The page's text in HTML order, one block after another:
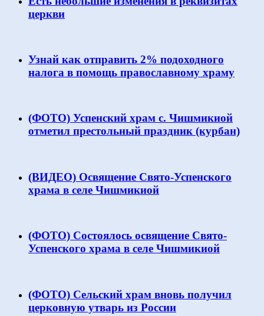
церкви
Узнай как отправить 2% подоходного
налога в помощь православному храму
(ФОТО) Успенский храм с. Чишмикиой
отметил престольный праздник (курбан)
(ВИДЕО) Освящение Свято-Успенского
храма в селе Чишмикиой
(ФОТО) Состоялось освящение Свято-
Успенского храма в селе Чишмикиой
(ФОТО) Сельский храм вновь получил
церковную утварь из России